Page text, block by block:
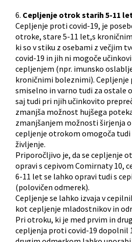
6. Cepljenje otrok starih 5-11
Cepljenje proti covid-19, je
otroke, stare 5-11 let,s
ki so v stiku z osebami z večjim
covid-19 in jih ni mogoče
cepljenjem (npr. imunsko
kroničnimi boleznimi). Cepljenje
smiselno in varno tudi za ostale
saj tudi pri njih učinkovito
zmanjša možnost hujšega
zmanjšanjem možnosti širjenja
cepljenje otrokom omogoča
življenje.
Priporočljivo je, da se cepljenje
opravi s cepivom Comirnaty 10,
6-11 let se lahko opravi tudi s
(polovičen odmerek).
Cepljenje se lahko izvaja v
kot cepljenje mladostnikov in
Pri otroku, ki je med prvim in
cepljenja proti covid-19 dopolnil